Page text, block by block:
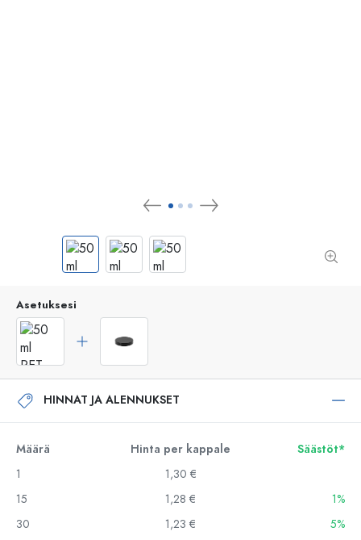
Asetuksesi
HINNAT JA ALENNUKSET
Määrä Hinta per kappale
Säästöt*
1
1,30 €
15
1,28 €
1%
30
1,23 €
5%